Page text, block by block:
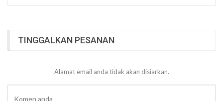
TINGGALKAN PESANAN
Alamat email anda tidak akan disiarkan.